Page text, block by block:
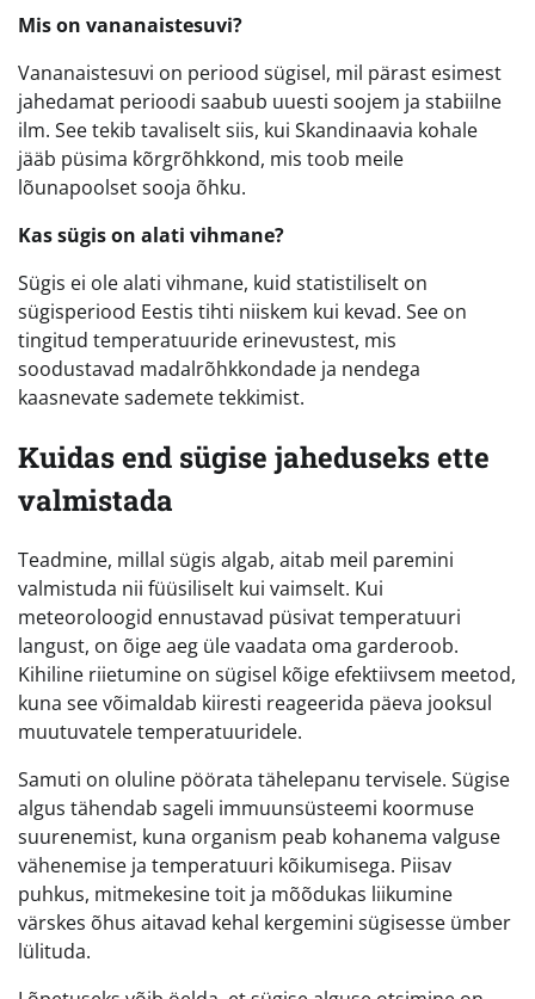
Mis on vananaistesuvi?
Vananaistesuvi on periood sügisel, mil pärast esimest
jahedamat perioodi saabub uuesti soojem ja stabiilne
ilm. See tekib tavaliselt siis, kui Skandinaavia kohale
jääb püsima kõrgrõhkkond, mis toob meile
lõunapoolset sooja õhku.
Kas sügis on alati vihmane?
Sügis ei ole alati vihmane, kuid statistiliselt on
sügisperiood Eestis tihti niiskem kui kevad. See on
tingitud temperatuuride erinevustest, mis
soodustavad madalrõhkkondade ja nendega
kaasnevate sademete tekkimist.
Kuidas end sügise jaheduseks ette
valmistada
Teadmine, millal sügis algab, aitab meil paremini
valmistuda nii füüsiliselt kui vaimselt. Kui
meteoroloogid ennustavad püsivat temperatuuri
langust, on õige aeg üle vaadata oma garderoob.
Kihiline riietumine on sügisel kõige efektiivsem meetod,
kuna see võimaldab kiiresti reageerida päeva jooksul
muutuvatele temperatuuridele.
Samuti on oluline pöörata tähelepanu tervisele. Sügise
algus tähendab sageli immuunsüsteemi koormuse
suurenemist, kuna organism peab kohanema valguse
vähenemise ja temperatuuri kõikumisega. Piisav
puhkus, mitmekesine toit ja mõõdukas liikumine
värskes õhus aitavad kehal kergemini sügisesse ümber
lülituda.